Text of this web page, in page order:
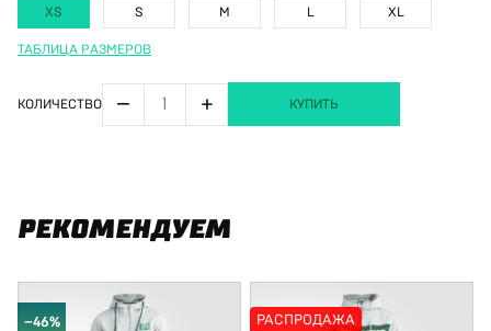
XS S M L XL
ТАБЛИЦА РАЗМЕРОВ
КОЛИЧЕСТВО − + КУПИТЬ
РЕКОМЕНДУЕМ
−46% РАСПРОДАЖА